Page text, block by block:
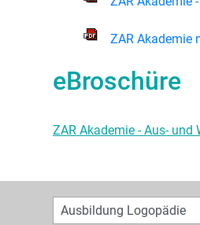
ZAR Akademie
eBroschüre
ZAR Akademie - Aus- und